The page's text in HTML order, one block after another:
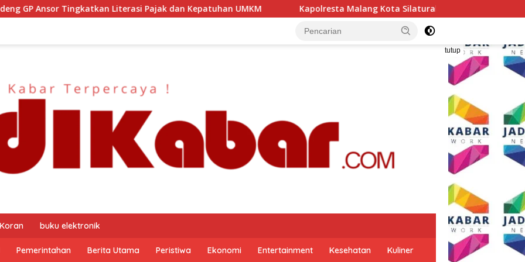
dan Kepatuhan UMKM Kapolresta Malang Kota Silaturahmi ke PCNU, Perkuat Sinergi Ulama dan Polri Jaga
tutup
buku elektronik
Pemerintahan Berita Utama Peristiwa Ekonomi Entertainment Kesehatan Kuliner